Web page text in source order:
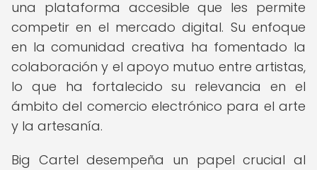
una plataforma accesible que les permite
competir en el mercado digital. Su enfoque
en la comunidad creativa ha fomentado la
colaboración y el apoyo mutuo entre artistas,
lo que ha fortalecido su relevancia en el
ámbito del comercio electrónico para el arte
y la artesanía.
Big Cartel desempeña un papel crucial al